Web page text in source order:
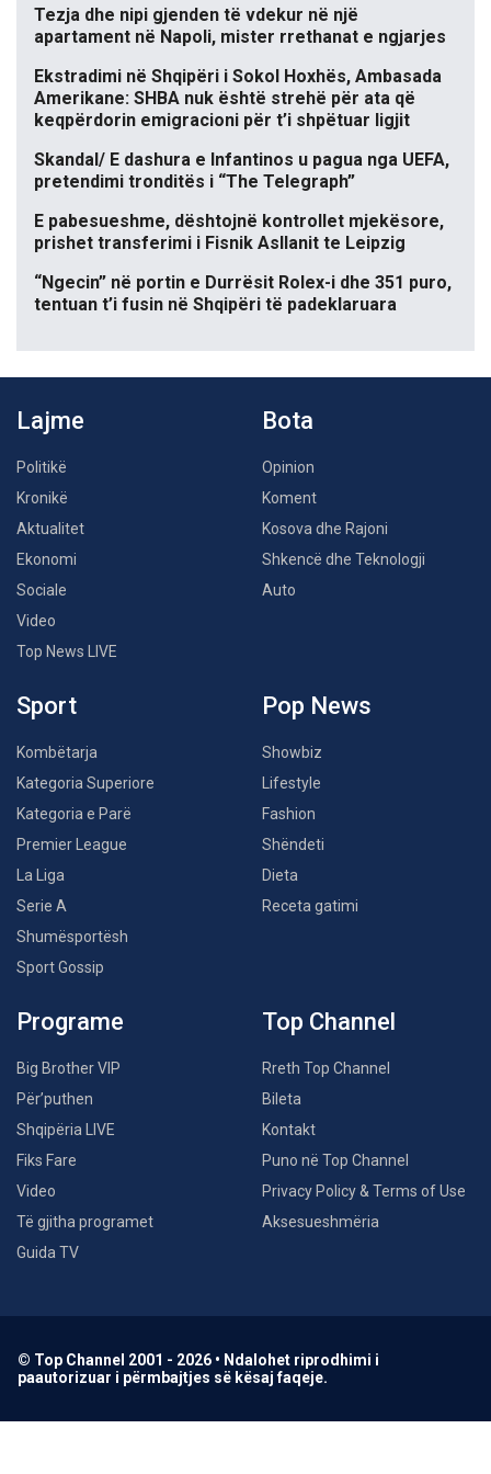
Tezja dhe nipi gjenden të vdekur në një
apartament në Napoli, mister rrethanat e ngjarjes
Ekstradimi në Shqipëri i Sokol Hoxhës, Ambasada
Amerikane: SHBA nuk është strehë për ata që
keqpërdorin emigracioni për t’i shpëtuar ligjit
Skandal/ E dashura e Infantinos u pagua nga UEFA,
pretendimi tronditës i “The Telegraph”
E pabesueshme, dështojnë kontrollet mjekësore,
prishet transferimi i Fisnik Asllanit te Leipzig
“Ngecin” në portin e Durrësit Rolex-i dhe 351 puro,
tentuan t’i fusin në Shqipëri të padeklaruara
Lajme
Politikë
Kronikë
Aktualitet
Ekonomi
Sociale
Video
Top News LIVE
Bota
Opinion
Koment
Kosova dhe Rajoni
Shkencë dhe Teknologji
Auto
Sport
Kombëtarja
Kategoria Superiore
Kategoria e Parë
Premier League
La Liga
Serie A
Shumësportësh
Sport Gossip
Pop News
Showbiz
Lifestyle
Fashion
Shëndeti
Dieta
Receta gatimi
Programe
Big Brother VIP
Për’puthen
Shqipëria LIVE
Fiks Fare
Video
Të gjitha programet
Guida TV
Top Channel
Rreth Top Channel
Bileta
Kontakt
Puno në Top Channel
Privacy Policy & Terms of Use
Aksesueshmëria
© Top Channel 2001 - 2026 • Ndalohet riprodhimi i
paautorizuar i përmbajtjes së kësaj faqeje.